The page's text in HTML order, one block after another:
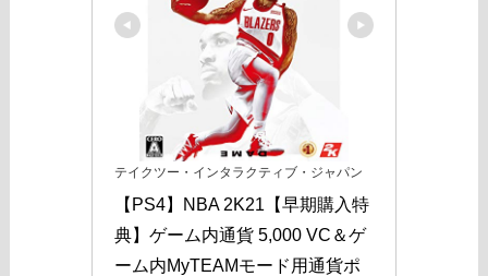
テイクツー・インタラクティブ・ジャパン
【PS4】NBA 2K21【早期購入特
典】ゲーム内通貨 5,000 VC＆ゲ
ーム内MyTEAMモード用通貨ポ